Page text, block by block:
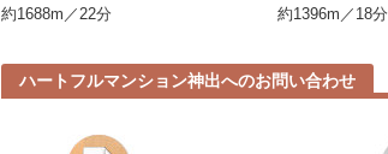
約1688m／22分
約1396m／18分
ハートフルマンション神出へのお問い合わせ